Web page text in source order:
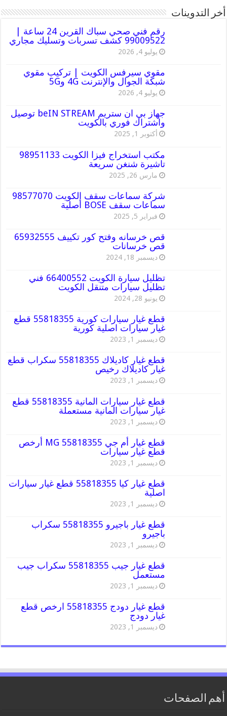
أخر التدوينات
رقم فني صحي سباك القرين 24 ساعة |
99009522 كشف تسربات وتسليك مجاري
يوليو 4, 2026
مقوي سيرفس الكويت | تركيب مقوي
شبكة الجوال والإنترنت 4G و5G
يوليو 4, 2026
جهاز بي ان ستريم beIN STREAM توصيل
واشتراك فوري بالكويت
أكتوبر 1, 2025
مكتب استخراج فيزا الكويت 98951133
تاشيرة شنغن سريعة
مارس 26, 2025
شركة سماعات سقف الكويت 98577070
سماعات سقف BOSE أصلية
فبراير 5, 2025
قص خرسانه وفتح كور تكييف 65932555
قص خرسانات
ديسمبر 18, 2024
تظليل سيارة الكويت 66400552 فني
تظليل سيارات متنقل الكويت
يونيو 28, 2024
قطع غيار سيارات كورية 55818355 قطع
غيار سيارات اصلية كورية
ديسمبر 1, 2023
قطع غيار كاديلاك 55818355 سكراب قطع
غيار كاديلاك رخيص
ديسمبر 1, 2023
قطع غيار سيارات المانية 55818355 قطع
غيار سيارات المانية مستعملة
ديسمبر 1, 2023
قطع غيار أم جي MG 55818355 أرخص
قطع غيار سيارات
ديسمبر 1, 2023
قطع غيار كيا 55818355 قطع غيار سيارات
اصلية
ديسمبر 1, 2023
قطع غيار باجيرو 55818355 سكراب
باجيرو
ديسمبر 1, 2023
قطع غيار جيب 55818355 سكراب جيب
مستعمل
ديسمبر 1, 2023
قطع غيار دودج 55818355 ارخص قطع
غيار دودج
ديسمبر 1, 2023
أهم الصفحات